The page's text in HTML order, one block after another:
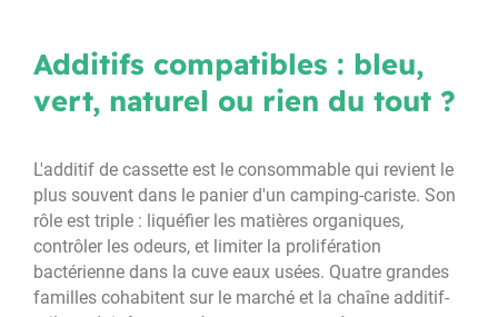
Additifs compatibles : bleu,
vert, naturel ou rien du tout ?
L'additif de cassette est le consommable qui revient le
plus souvent dans le panier d'un camping-cariste. Son
rôle est triple : liquéfier les matières organiques,
contrôler les odeurs, et limiter la prolifération
bactérienne dans la cuve eaux usées. Quatre grandes
familles cohabitent sur le marché et la chaîne additif-